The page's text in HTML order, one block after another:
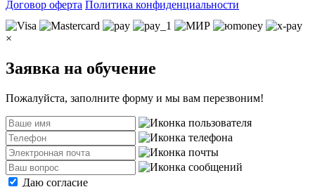
Договор оферта Политика конфиденциальности
×
Заявка на обучение
Пожалуйста, заполните форму и мы вам перезвоним!
Даю согласие